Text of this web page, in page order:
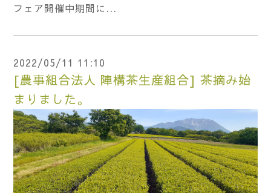
フェア開催中期間に...
2022/05/11 11:10
[農事組合法人 陣構茶生産組合] 茶摘み始
まりました。